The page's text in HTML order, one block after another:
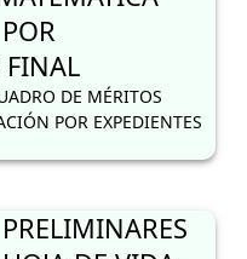
DE VIDA
CAS
EN FINANZAS